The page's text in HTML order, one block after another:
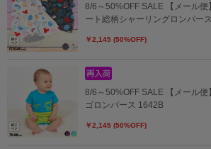
8/6～50%OFF SALE 【メール
ート総柄シャーリングロンパー
￥2,145 (50%OFF)
8/6～50%OFF SALE 【メール便
ゴロンパース 1642B
￥2,145 (50%OFF)